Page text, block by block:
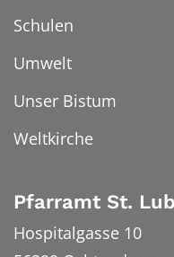
Schulen
Umwelt
Unser Bistum
Weltkirche
Pfarramt St.
Hospitalgasse 10